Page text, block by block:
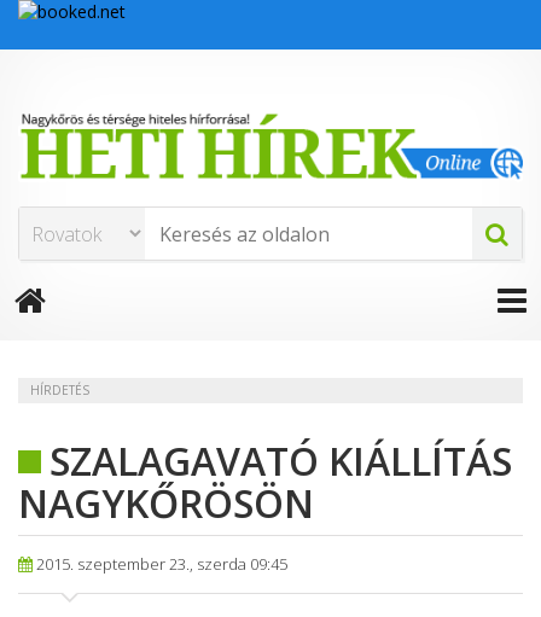
HÍRDETÉS
SZALAGAVATÓ KIÁLLÍTÁS
NAGYKŐRÖSÖN
2015. szeptember 23., szerda 09:45